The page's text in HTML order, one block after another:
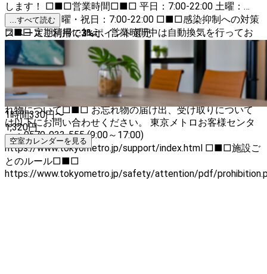
します！ □■□営業時間□■□ 平日：7:00-22:00 土曜：
7:00-22:00 日曜・祝日：7:00-22:00 □■□感染抑制への対策
□■□ 定期清掃に加え、営業時間中は自動換気を行ってお
ります。 また、抗菌・ウイルス対策に有効な抗菌剤のコー
ティングを施しています。 □■□ご希望日時がご予約いた
だけない場合□■□ 以下をご確認ください。併設ブース、
近隣ブースがご予約できる可能性があります。 スペース掲
載者について＞掲載者のスペースをすべて見る □■□お忘
れ物について□■□ お忘れ物の届け出、受け取りについて
は以下にお問い合わせください。 東京メトロお客様センタ
ー：0570-033-555 (9:00～17:00)
https://www.tokyometro.jp/support/index.html □■□施設ご
とのルール□■□
https://www.tokyometro.jp/safety/attention/pdf/
...すべて読む
スペースご利用で3%ポイント還元
1時間330円〜
1,320円
空室カレンダーを見る